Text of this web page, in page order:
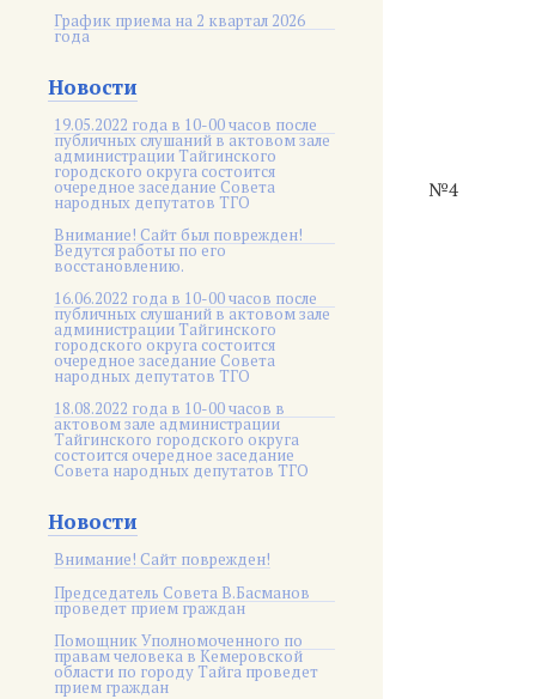
График приема на 2 квартал 2026
года
Новости
19.05.2022 года в 10-00 часов после
публичных слушаний в актовом зале
администрации Тайгинского
городского округа состоится
очередное заседание Совета
народных депутатов ТГО
Внимание! Сайт был поврежден!
Ведутся работы по его
восстановлению.
16.06.2022 года в 10-00 часов после
публичных слушаний в актовом зале
администрации Тайгинского
городского округа состоится
очередное заседание Совета
народных депутатов ТГО
18.08.2022 года в 10-00 часов в
актовом зале администрации
Тайгинского городского округа
состоится очередное заседание
Совета народных депутатов ТГО
Новости
Внимание! Сайт поврежден!
Председатель Совета В.Басманов
проведет прием граждан
Помощник Уполномоченного по
правам человека в Кемеровской
области по городу Тайга проведет
прием граждан
№4